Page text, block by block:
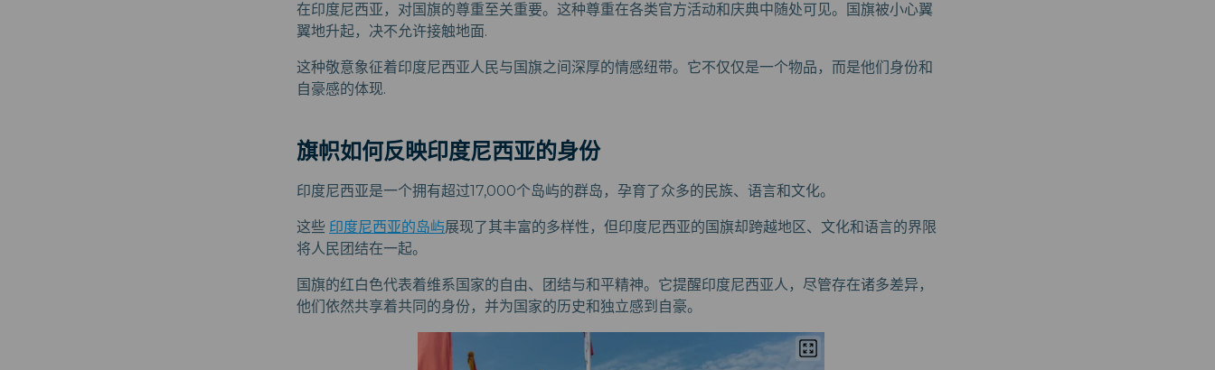
在印度尼西亚，对国旗的尊重至关重要。这种尊重在各类官方活动和庆典中随处可见。国旗被小心翼
翼地升起，决不允许接触地面.
这种敬意象征着印度尼西亚人民与国旗之间深厚的情感纽带。它不仅仅是一个物品，而是他们身份和
自豪感的体现.
旗帜如何反映印度尼西亚的身份
印度尼西亚是一个拥有超过17,000个岛屿的群岛，孕育了众多的民族、语言和文化。
这些 印度尼西亚的岛屿展现了其丰富的多样性，但印度尼西亚的国旗却跨越地区、文化和语言的界限
将人民团结在一起。
国旗的红白色代表着维系国家的自由、团结与和平精神。它提醒印度尼西亚人，尽管存在诸多差异，
他们依然共享着共同的身份，并为国家的历史和独立感到自豪。